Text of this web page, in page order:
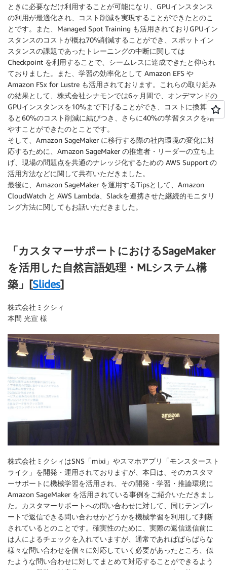
ときに必要なだけ利用することが可能になり、GPUインスタンス
の利用が最適化され、コスト削減を実現することができたとのこ
とです。また、Managed Spot Training も活用されておりGPUイン
スタンスのコストが概ね70%削減することができ、スポットイン
スタンスの課題であったトレーニングの中断に関しては
Checkpoint を利用することで、シームレスに達成できたと仰られ
ておりました。また、学習の効率化として Amazon EFS や
Amazon FSx for Lustre も活用されております。これらの取り組み
の結果として、株式会社シナモンでは6ヶ月間で、オンデマンドの
GPUインスタンスを10%まで下げることができ、コストに換算す
ると60%のコスト削減に結びつき、さらに40%の学習タスクを増
やすことができたのとことです。
そして、Amazon SageMaker に移行する際の社内環境の変化に対
応するために、Amazon SageMaker の推進者・リーダーの立ち上
げ、現場の問題点を共通のナレッジ化するための AWS Support の
活用方法などに関して共有いただきました。
最後に、Amazon SageMaker を運用するTipsとして、Amazon
CloudWatch と AWS Lambda、Slackを連携させた継続的モニタリ
ング方法に関してもお話いただきました。
「カスタマーサポートにおけるSageMaker
を活用した自然言語処理・MLシステム構
築」[Slides]
株式会社ミクシィ
本間 光宣 様
株式会社ミクシィはSNS「mixi」やスマホアプリ「モンスタースト
ライク」を開発・運用されておりますが、本日は、そのカスタマ
ーサポートに機械学習を活用され、その開発・学習・推論環境に
Amazon SageMaker を活用されている事例をご紹介いただきまし
た。カスタマーサポートへの問い合わせに対して、同じテンプレ
ートで返信できる問い合わせかどうかを機械学習を利用して判断
されているとのことです。確実性のために、実際の返信送信前に
は人によるチェックを入れていますが、通常であればばらばらな
様々な問い合わせを個々に対応していく必要があったところ、似
たような問い合わせに対してまとめて対応することができるよう